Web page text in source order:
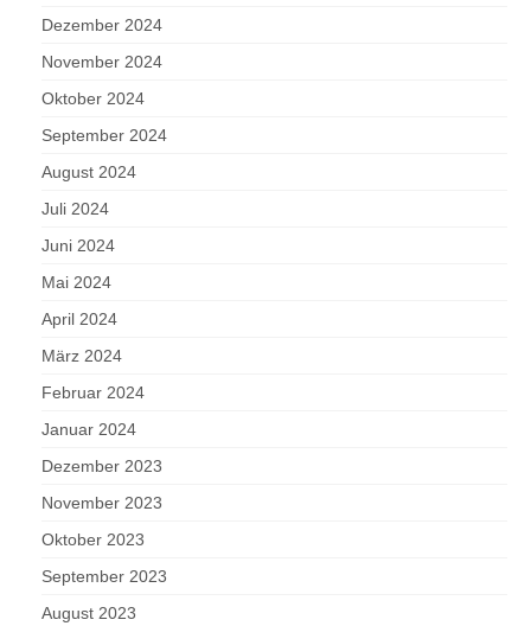
Dezember 2024
November 2024
Oktober 2024
September 2024
August 2024
Juli 2024
Juni 2024
Mai 2024
April 2024
März 2024
Februar 2024
Januar 2024
Dezember 2023
November 2023
Oktober 2023
September 2023
August 2023